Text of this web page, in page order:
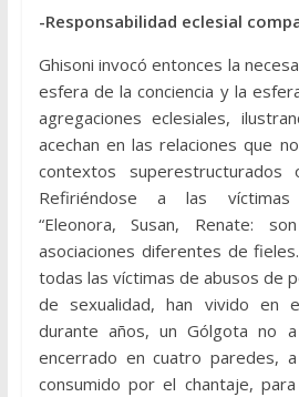
-Responsabilidad eclesial
Ghisoni invocó entonces la
esfera de la conciencia y la
agregaciones eclesiales,
acechan en las relaciones que
contextos superestructurados
Refiriéndose a las víctimas
“Eleonora, Susan, Renate:
asociaciones diferentes de
todas las víctimas de abusos de
de sexualidad, han vivido en
durante años, un Gólgota no
encerrado en cuatro paredes,
consumido por el chantaje,